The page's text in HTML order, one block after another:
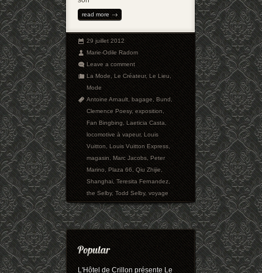
read more
29 juillet 2012
Marie-Odile Radom
Leave a comment
La Mode,Le Créateur,Le Lieu,
Mode
Antoine Arnault,bagage,Bund,
Clemence Poesy,exposition,
Fan Bingbing,Laeticia Casta,
locomotive à vapeur,Louis
Vuitton,Louis Vuitton Express,
magasin,Marc Jacobs,Peter
Marino,Plaza 66,Qiu Zhijie,
Shanghai,Teresita Fernandez,
the Selby,Todd Selby,voyage
L'Hôtel de Crillon présente Le